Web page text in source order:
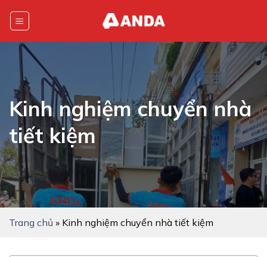
Kinh nghiệm chuyển nhà
tiết kiệm
Trang chủ » Kinh nghiệm chuyển nhà tiết kiệm